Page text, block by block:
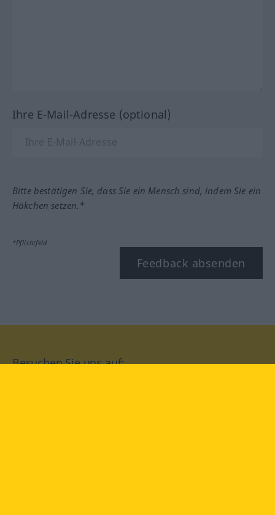
Ihre E-Mail-Adresse (optional)
Bitte bestätigen Sie, dass Sie ein Mensch sind, indem Sie ein
Häkchen setzen.*
*Pflichtfeld
Feedback absenden
Besuchen Sie uns auf: